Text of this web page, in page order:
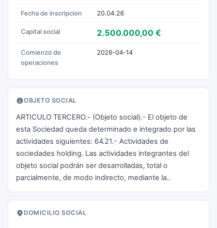
Fecha de inscripcion 20.04.26
Capital social 2.500.000,00 €
Comienzo de
operaciones
2026-04-14
OBJETO SOCIAL
ARTICULO TERCERO.- (Objeto social).- El objeto de
esta Sociedad queda determinado e integrado por las
actividades siguientes: 64.21.- Actividades de
sociedades holding. Las actividades integrantes del
objeto social podrán ser desarrolladas, total o
parcialmente, de modo indirecto, mediante la..
DOMICILIO SOCIAL